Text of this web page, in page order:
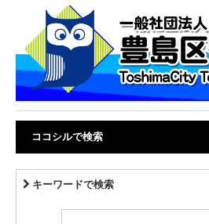
ココシルで検索
キーワードで検索